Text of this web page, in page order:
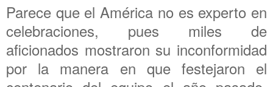
Parece que el América no es experto en
celebraciones, pues miles de
aficionados mostraron su inconformidad
por la manera en que festejaron el